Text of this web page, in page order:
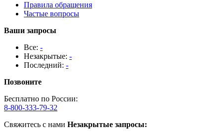
Правила обращения
Частые вопросы
Ваши запросы
Все: -
Незакрытые: -
Последний: -
Позвоните
Бесплатно по России:
8-800-333-79-32
Свяжитесь с нами Незакрытые запросы: